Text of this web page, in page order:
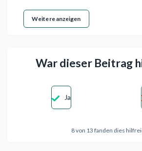
Weitere anzeigen
War dieser Beitrag
Ja
8 von 13 fanden dies